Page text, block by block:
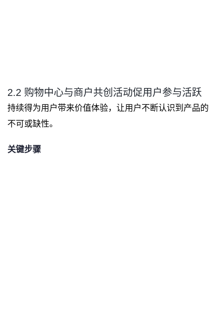
2.2 购物中心与商户共创活动促用户参与活跃
持续得为用户带来价值体验，让用户不断认识到产品的
不可或缺性。
关键步骤